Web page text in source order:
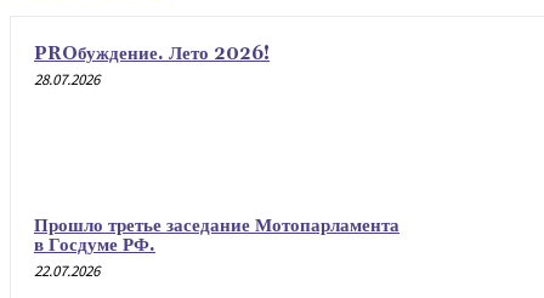
PROбуждение. Лето 2026!
28.07.2026
Прошло третье заседание Мотопарламента
в Госдуме РФ.
22.07.2026